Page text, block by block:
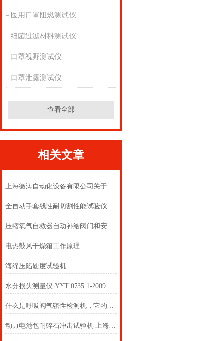
医用口罩阻燃测试仪
细菌过滤材料测试仪
口罩视野测试仪
口罩泄露测试仪
查看全部
相关文章
上海徽涛自动化设备有限公司关于手套线性耐切割性能测试仪产品功能简介
全自动手套线性耐切割性能试验仪（直dao法）操作简单
压缩氧气自救器自动补给阀门和安全阀开启压力测定仪
电热鼓风干燥箱工作原理
海绵压陷硬度试验机
水分损失测量仪 YYT 0735.1-2009 上海徽涛
什么是呼吸阀气密性检测机，它的主要用途是什么？
动力电池包耐碎石冲击试验机 上海徽涛